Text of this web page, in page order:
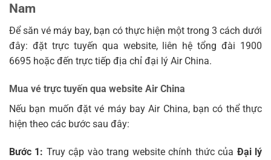
Nam
Để săn vé máy bay, bạn có thực hiện một trong 3 cách dưới
đây: đặt trực tuyến qua website, liên hệ tổng đài 1900
6695 hoặc đến trực tiếp địa chỉ đại lý Air China.
Mua vé trực tuyến qua website Air China
Nếu bạn muốn đặt vé máy bay Air China, bạn có thể thực
hiện theo các bước sau đây:
Bước 1: Truy cập vào trang website chính thức của Đại lý